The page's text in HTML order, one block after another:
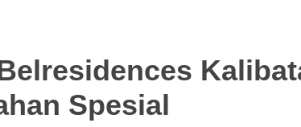
Spesial